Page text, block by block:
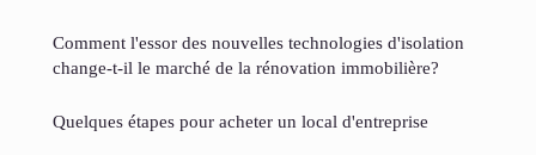
Comment l'essor des nouvelles technologies d'isolation
change-t-il le marché de la rénovation immobilière?
Quelques étapes pour acheter un local d'entreprise